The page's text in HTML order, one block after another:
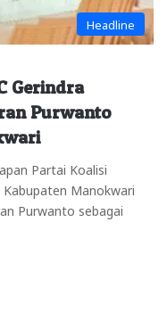
Headline
Gerindra
Purwanto
Partai Koalisi
Manokwari
Purwanto sebagai